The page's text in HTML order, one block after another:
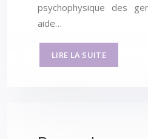
psychophysique des
aide…
LIRE LA SUITE